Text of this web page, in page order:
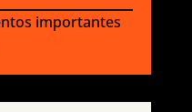
importantes